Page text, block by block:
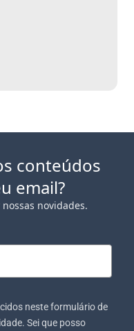
conteúdos
email?
novidades.
neste formulário de
Sei que posso